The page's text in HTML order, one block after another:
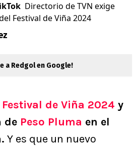
Directorio de TVN exige
Festival de Viña 2024
a Redgol en Google!
Festival de Viña 2024 y
de Peso Pluma en el
Y es que un nuevo